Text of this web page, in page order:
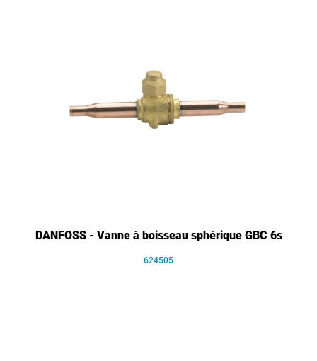
DANFOSS - Vanne à boisseau sphérique GBC 6s
624505